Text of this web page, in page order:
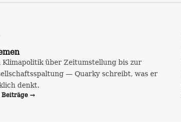
Klimapolitik über Zeitumstellung bis zur
— Quarky schreibt, was er
denkt.
Beiträge →